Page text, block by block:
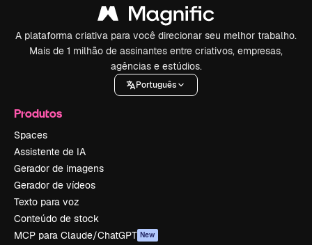
A plataforma criativa para você direcionar seu melhor trabalho.
Mais de 1 milhão de assinantes entre criativos, empresas,
agências e estúdios.
Português
Produtos
Spaces
Assistente de IA
Gerador de imagens
Gerador de vídeos
Texto para voz
Conteúdo de stock
MCP para Claude/ChatGPT New